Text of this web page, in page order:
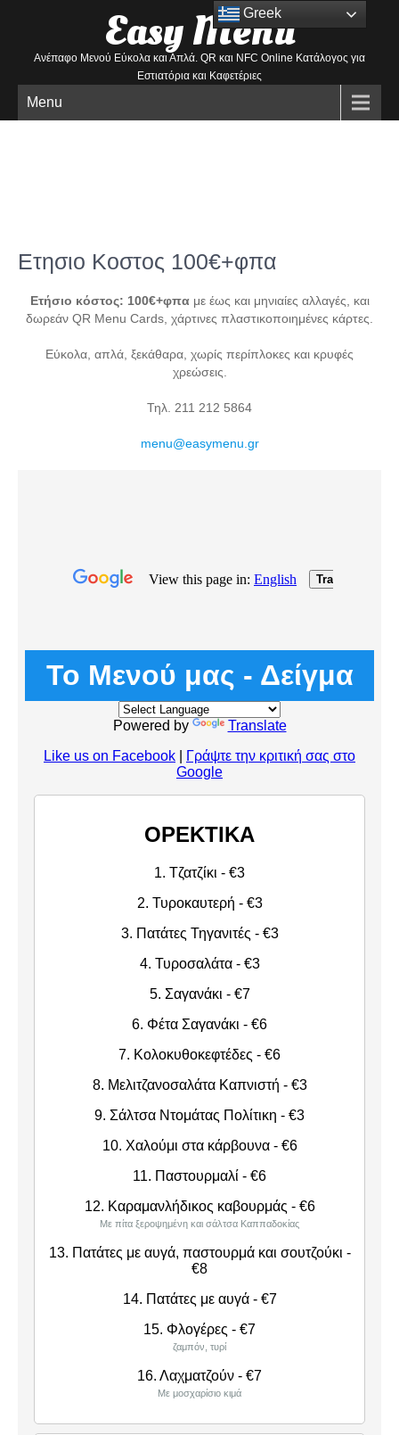
EasyMenu
Ανέπαφο Μενού Εύκολα και Απλά. QR και NFC Online Κατάλογος για
Εστιατόρια και Καφετέριες
Menu
Ετησιο Κοστος 100€+φπα
Ετήσιο κόστος: 100€+φπα με έως και μηνιαίες αλλαγές, και
δωρεάν QR Menu Cards, χάρτινες πλαστικοποιημένες κάρτες.
Εύκολα, απλά, ξεκάθαρα, χωρίς περίπλοκες και κρυφές
χρεώσεις.
Τηλ. 211 212 5864
menu@easymenu.gr
Greek